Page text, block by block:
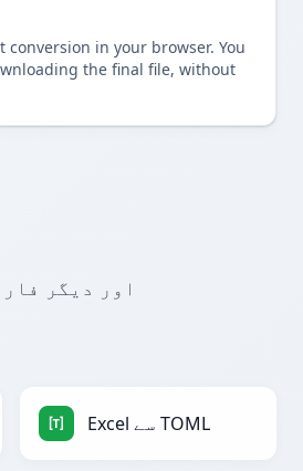
in your browser. You
the final file, without
Excel سے TOML